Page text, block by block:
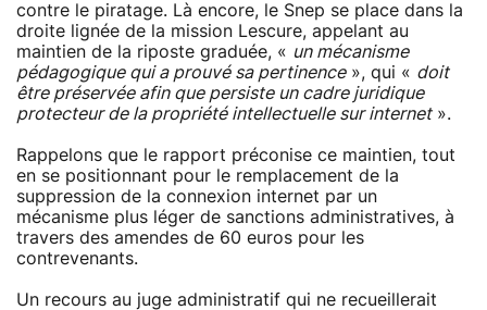
contre le piratage. Là encore, le Snep se place dans la
droite lignée de la mission Lescure, appelant au
maintien de la riposte graduée, « un mécanisme
pédagogique qui a prouvé sa pertinence», qui « doit
être préservée afin que persiste un cadre juridique
protecteur de la propriété intellectuelle sur internet».
Rappelons que le rapport préconise ce maintien, tout
en se positionnant pour le remplacement de la
suppression de la connexion internet par un
mécanisme plus léger de sanctions administratives, à
travers des amendes de 60 euros pour les
contrevenants.
Un recours au juge administratif qui ne recueillerait